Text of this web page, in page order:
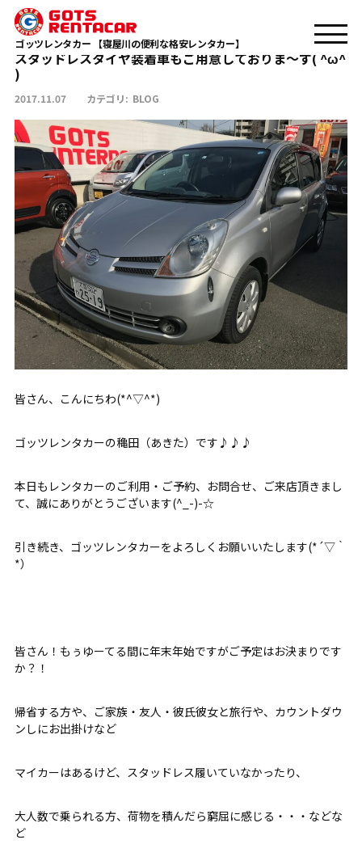
ゴッツレンタカー 【寝屋川の便利な格安レンタカー】
TOP BLOG
スタッドレスタイヤ装着車もご用意しておりま～す( ^ω^
)
2017.11.07 カテゴリ: BLOG
皆さん、こんにちわ(*^▽^*)
ゴッツレンタカーの穐田（あきた）です♪♪♪
本日もレンタカーのご利用・ご予約、お問合せ、ご来店頂きまし
て、誠にありがとうございます(^_-)-☆
引き続き、ゴッツレンタカーをよろしくお願いいたします(*´▽｀
*）
皆さん！もぅゆーてる間に年末年始ですがご予定はお決まりです
か？！
帰省する方や、ご家族・友人・彼氏彼女と旅行や、カウントダウ
ンしにお出掛けなど
マイカーはあるけど、スタッドレス履いていなかったり、
大人数で乗られる方、荷物を積んだら窮屈に感じる・・・などな
ど